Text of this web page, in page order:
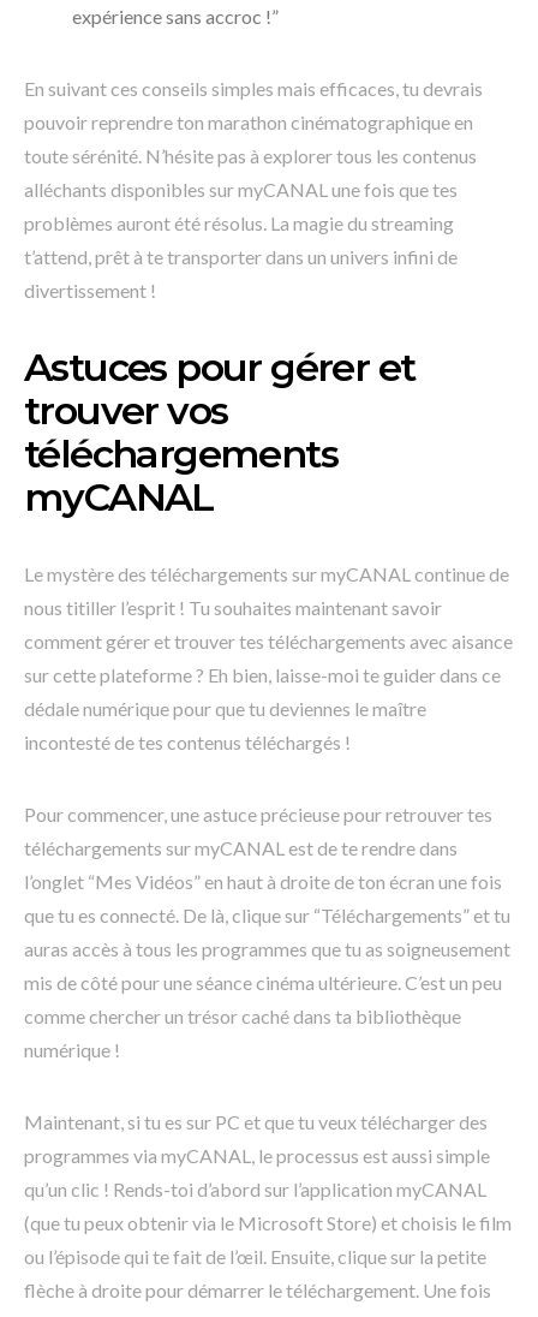
expérience sans accroc !”
En suivant ces conseils simples mais efficaces, tu devrais
pouvoir reprendre ton marathon cinématographique en
toute sérénité. N’hésite pas à explorer tous les contenus
alléchants disponibles sur myCANAL une fois que tes
problèmes auront été résolus. La magie du streaming
t’attend, prêt à te transporter dans un univers infini de
divertissement !
Astuces pour gérer et
trouver vos
téléchargements
myCANAL
Le mystère des téléchargements sur myCANAL continue de
nous titiller l’esprit ! Tu souhaites maintenant savoir
comment gérer et trouver tes téléchargements avec aisance
sur cette plateforme ? Eh bien, laisse-moi te guider dans ce
dédale numérique pour que tu deviennes le maître
incontesté de tes contenus téléchargés !
Pour commencer, une astuce précieuse pour retrouver tes
téléchargements sur myCANAL est de te rendre dans
l’onglet “Mes Vidéos” en haut à droite de ton écran une fois
que tu es connecté. De là, clique sur “Téléchargements” et tu
auras accès à tous les programmes que tu as soigneusement
mis de côté pour une séance cinéma ultérieure. C’est un peu
comme chercher un trésor caché dans ta bibliothèque
numérique !
Maintenant, si tu es sur PC et que tu veux télécharger des
programmes via myCANAL, le processus est aussi simple
qu’un clic ! Rends-toi d’abord sur l’application myCANAL
(que tu peux obtenir via le Microsoft Store) et choisis le film
ou l’épisode qui te fait de l’œil. Ensuite, clique sur la petite
flèche à droite pour démarrer le téléchargement. Une fois